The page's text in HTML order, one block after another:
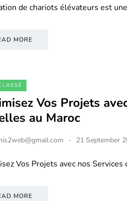
de chariots élévateurs est
MORE
Vos Projets
au Maroc
21 September
Vos Projets avec nos
MORE